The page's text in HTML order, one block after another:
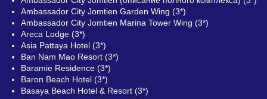
Ambassador City Jomtien Garden Wing (3*)
Ambassador City Jomtien Marina Tower Wing (3*)
Areca Lodge (3*)
Asia Pattaya Hotel (3*)
Ban Nam Mao Resort (3*)
Baramie Residence (3*)
Baron Beach Hotel (3*)
Basaya Beach Hotel & Resort (3*)